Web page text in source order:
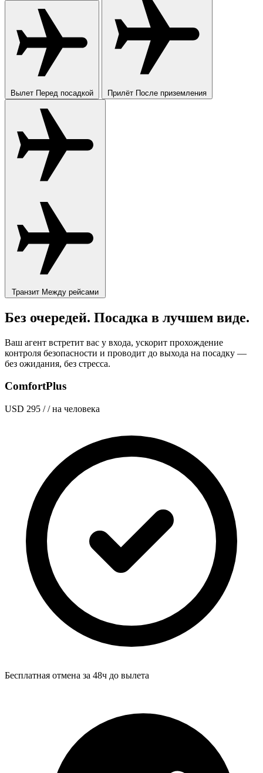
Вылет Перед посадкой Прилёт После приземления
Транзит Между рейсами
Без очередей. Посадка в лучшем виде.
Ваш агент встретит вас у входа, ускорит прохождение
контроля безопасности и проводит до выхода на посадку —
без ожидания, без стресса.
ComfortPlus
USD 295 / / на человека
Бесплатная отмена за 48ч до вылета